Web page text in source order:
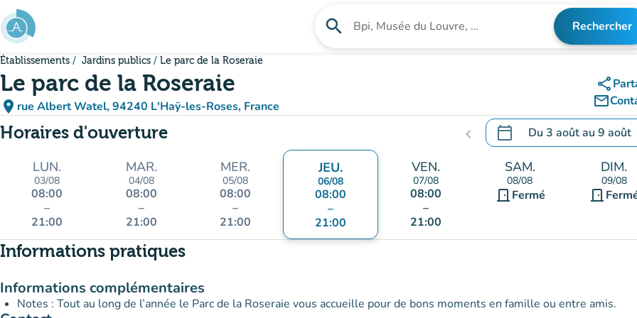
Aller au contenu principal
search Rechercher un établissement Rechercher
Établissements Jardins publics Le parc de la Roseraie
Le parc de la Roseraie
place rue Albert Watel, 94240 L'Haÿ-les-Roses, France
(ouvrir dans Google Maps)
(nouvel onglet)
share
mail_outline
Horaires d'ouverture chevron_left calendar_today Du 3 aoûtau 9 août
.Ouvrir le calendrier pour
LUN.
03/08
08:00
–
21:00
MAR.
04/08
08:00
–
21:00
MER.
05/08
08:00
–
21:00
JEU.
06/08
08:00
–
21:00
VEN.
07/08
08:00
–
21:00
SAM.
08/08
door_front Fermé
DIM.
09/08
door_front
Informations pratiques
Informations complémentaires
Notes : Tout au long de l’année le Parc de la Roseraie vous accueille pour de bons moments en famille ou entre amis.